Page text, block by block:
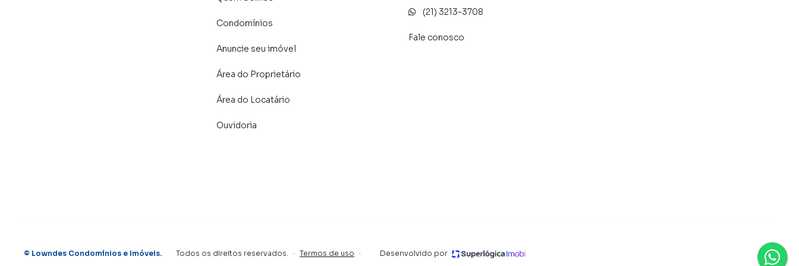
campanhas específicas para Rio de Janeiro, o que aumenta muito o número de contatos interessados
e tendo como consequência uma maior chance de vender ou alugar seu imóvel mais rápido. Contamos
também com um time de programadores, corretores treinados e uma central de atendimento
preparada para atender proprietários e inquilinos.
Condomínios
Anuncie seu imóvel
Área do Proprietário
Área do Locatário
Ouvidoria
(21) 3213-3708
Fale conosco
© Lowndes Condomínios e Imóveis. Todos os direitos reservados. · Termos de uso · Desenvolvido por